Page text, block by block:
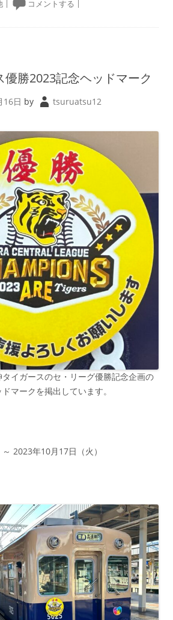
コメントする
優勝2023記念ヘッドマーク
16日 by tsuruatsu12
イガースのセ・リーグ優勝記念企画の
マークを掲出しています。
2023年10月17日（火）